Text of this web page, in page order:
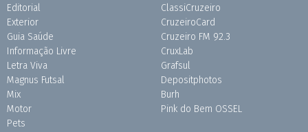
Editorial
Exterior
Guia Saúde
Informação Livre
Letra Viva
Magnus Futsal
Mix
Motor
Pets
ClassiCruzeiro
CruzeiroCard
Cruzeiro FM 92.3
CruxLab
Grafsul
Depositphotos
Burh
Pink do Bem OSSEL